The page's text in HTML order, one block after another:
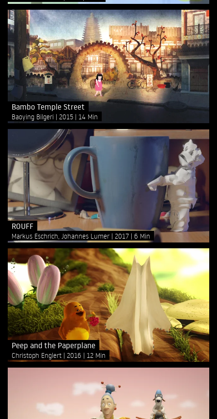
Bambo Temple Street
Baoying Bilgeri 2015 14 Min
ROUFF
Markus Eschrich, Johannes Lumer 2017 6 Min
Peep and the Paperplane
Christoph Englert 2016 12 Min